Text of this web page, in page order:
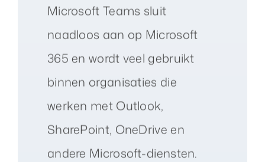
Microsoft Teams sluit
naadloos aan op Microsoft
365 en wordt veel gebruikt
binnen organisaties die
werken met Outlook,
SharePoint, OneDrive en
andere Microsoft-diensten.